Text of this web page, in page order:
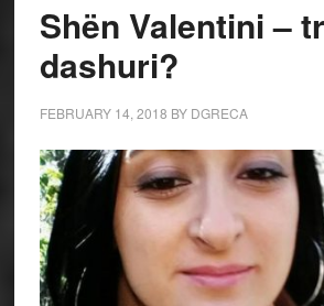
Shën Valentini –
dashuri?
FEBRUARY 14, 2018 BY DGRECA